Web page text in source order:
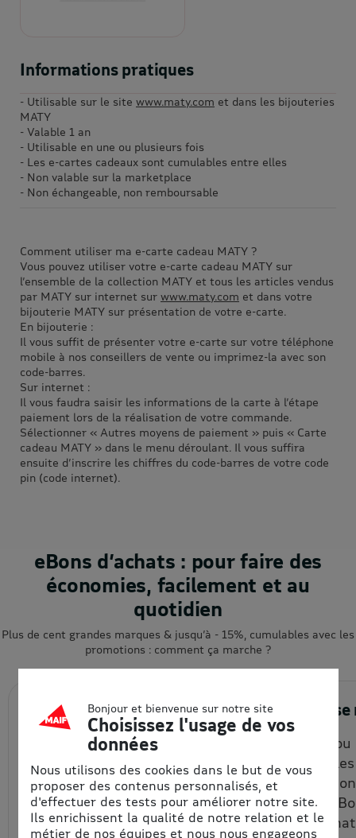
Informations pratiques
- Utilisable sur le site www.maty.com et dans les bijouteries
MATY
- Valable 1 an
- Utilisable en une ou plusieurs fois
- Les e-cartes cadeaux sont cumulables entre elles
- Non valable sur la marketplace
- Non échangeable, non remboursable
Comment utiliser ma e-carte cadeau MATY ?
Vous pouvez utiliser votre e-carte cadeau MATY sur
l’ensemble de la collection MATY et tous les articles vendus
par MATY sur internet sur www.maty.com et dans votre
bijouterie MATY sur présentation de votre e-carte.
En bijouterie :
Il vous suffit de présenter votre e-carte sur votre téléphone
mobile à nos conseillers de vente ou imprimez-la avec son
code-barres.
Sur internet :
Il vous faudra saisir les informations de la carte à l’étape
paiement lors de la réalisation de votre commande.
Sélectionner « Autres moyens de paiement » puis « Carte
cadeau MATY » dans le menu déroulant. Il vous suffira
ensuite d’inscrire les chiffres du code-barres de votre code
pin (code internet).
eBons d’achats : pour faire des
économies, facilement et au
quotidien
Plus de cent grandes marques & jusqu’à - 15%, cumulables avec les
promotions : comment ça marche ?
1. J’achète en ligne
Je choisis la quantité et le
montant de mon eBon
d’achat à prix remisé, que je
reçois par email et/ou que
je récupère depuis mon
2.
En ligne
(vérifier
chaque
bon
Bonjour et bienvenue sur notre site
Choisissez l'usage de vos
données
Nous utilisons des cookies dans le but de vous
proposer des contenus personnalisés, et
d'effectuer des tests pour améliorer notre site.
Ils enrichissent la qualité de notre relation et le
métier de nos équipes et nous nous engageons